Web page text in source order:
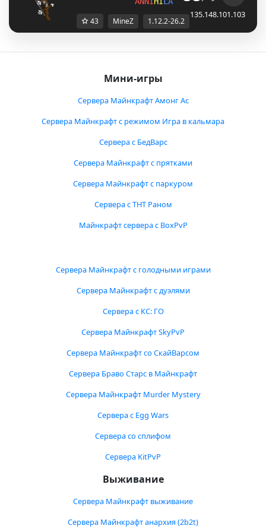
135.148.101.103
43 MineZ 1.12.2-26.2
Мини-игры
Сервера Майнкрафт Амонг Ас
Сервера Майнкрафт с режимом Игра в кальмара
Сервера с БедВарс
Сервера Майнкрафт с прятками
Сервера Майнкрафт с паркуром
Сервера с ТНТ Раном
Майнкрафт сервера с BoxPvP
Сервера Майнкрафт с голодными играми
Сервера Майнкрафт с дуэлями
Сервера с КС: ГО
Сервера Майнкрафт SkyPvP
Сервера Майнкрафт со СкайВарсом
Сервера Браво Старс в Майнкрафт
Сервера Майнкрафт Murder Mystery
Сервера с Egg Wars
Сервера со сплифом
Сервера KitPvP
Выживание
Сервера Майнкрафт выживание
Сервера Майнкрафт анархия (2b2t)